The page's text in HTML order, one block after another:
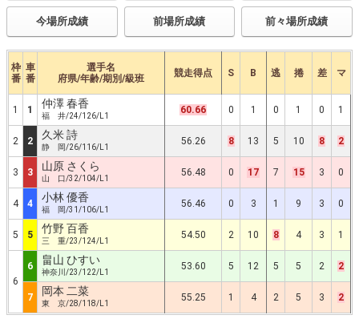
今場所成績 前場所成績 前々場所成績
枠
番
車
番
選手名
府県/年齢/期別/級班
競走得点 S B 逃 捲 差 マ
1 1 仲澤 春香
福 井/24/126/L1
60.66 0 1 0 1 0 1
2 2 久米 詩
静 岡/26/116/L1
56.26 8 13 5 10 8 2
3 3 山原 さくら
山 口/32/104/L1
56.48 0 17 7 15 3 0
4 4 小林 優香
福 岡/31/106/L1
56.46 0 3 1 9 3 0
5 5 竹野 百香
三 重/23/124/L1
54.50 2 10 8 4 3 1
6
6 畠山 ひすい
神奈川/23/122/L1
53.60 5 12 5 5 2 2
7 岡本 二菜
東 京/28/118/L1
55.25 1 4 2 5 3 2